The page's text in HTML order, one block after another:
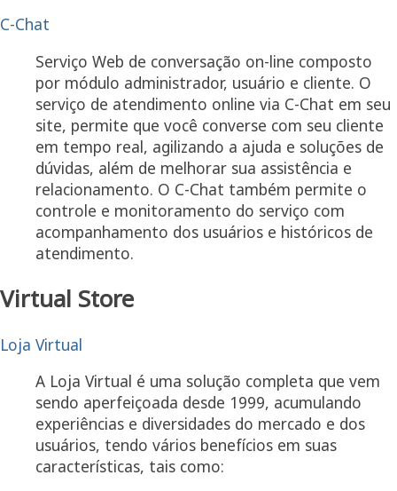
C-Chat
Serviço Web de conversação on-line composto
por módulo administrador, usuário e cliente. O
serviço de atendimento online via C-Chat em seu
site, permite que você converse com seu cliente
em tempo real, agilizando a ajuda e soluções de
dúvidas, além de melhorar sua assistência e
relacionamento. O C-Chat também permite o
controle e monitoramento do serviço com
acompanhamento dos usuários e históricos de
atendimento.
Virtual Store
Loja Virtual
A Loja Virtual é uma solução completa que vem
sendo aperfeiçoada desde 1999, acumulando
experiências e diversidades do mercado e dos
usuários, tendo vários benefícios em suas
características, tais como: